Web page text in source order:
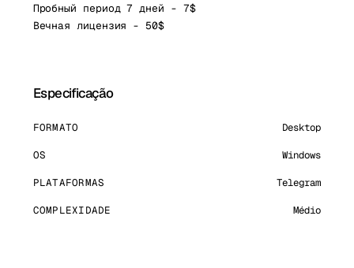
Пробный период 7 дней - 7$
Вечная лицензия - 50$
Especificação
FORMATO Desktop
OS Windows
PLATAFORMAS Telegram
COMPLEXIDADE Médio